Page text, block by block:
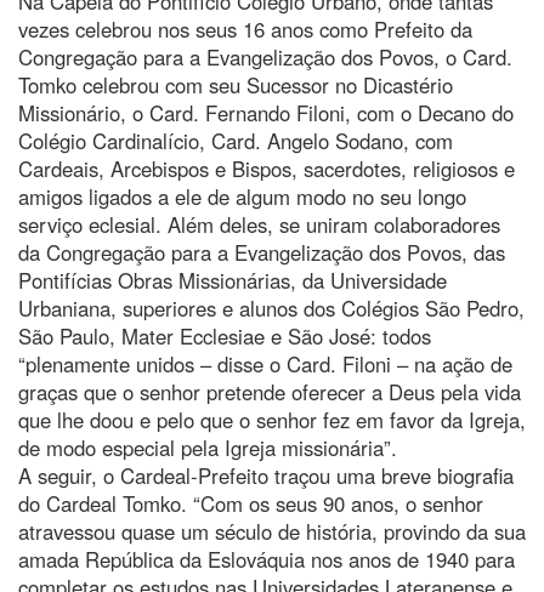
vezes celebrou nos seus 16 anos como Prefeito da
Congregação para a Evangelização dos Povos, o Card.
Tomko celebrou com seu Sucessor no Dicastério
Missionário, o Card. Fernando Filoni, com o Decano do
Colégio Cardinalício, Card. Angelo Sodano, com
Cardeais, Arcebispos e Bispos, sacerdotes, religiosos e
amigos ligados a ele de algum modo no seu longo
serviço eclesial. Além deles, se uniram colaboradores
da Congregação para a Evangelização dos Povos, das
Pontifícias Obras Missionárias, da Universidade
Urbaniana, superiores e alunos dos Colégios São Pedro,
São Paulo, Mater Ecclesiae e São José: todos
“plenamente unidos – disse o Card. Filoni – na ação de
graças que o senhor pretende oferecer a Deus pela vida
que lhe doou e pelo que o senhor fez em favor da Igreja,
de modo especial pela Igreja missionária”.
A seguir, o Cardeal-Prefeito traçou uma breve biografia
do Cardeal Tomko. “Com os seus 90 anos, o senhor
atravessou quase um século de história, provindo da sua
amada República da Eslováquia nos anos de 1940 para